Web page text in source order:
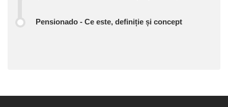
Pensionado - Ce este, definiție și concept